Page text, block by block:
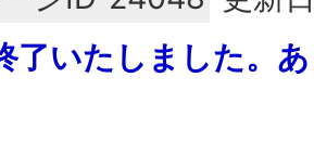
了いたしました。